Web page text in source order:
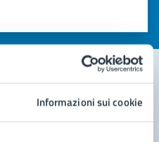
Informazioni sui cookie
(da 1 a 5 stelle)
valutare la chiarezza delle
su 5
5